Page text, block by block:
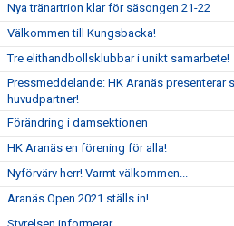
Nya tränartrion klar för säsongen 21-22
Välkommen till Kungsbacka!
Tre elithandbollsklubbar i unikt samarbete!
Pressmeddelande: HK Aranäs presenterar
huvudpartner!
Förändring i damsektionen
HK Aranäs en förening för alla!
Nyförvärv herr! Varmt välkommen...
Aranäs Open 2021 ställs in!